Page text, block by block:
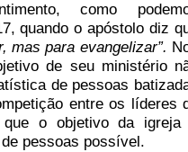
como
quando o apóstolo diz
mas para evangelizar”.
de seu ministério
de pessoas
entre os líderes
o objetivo da igreja
pessoas possível.